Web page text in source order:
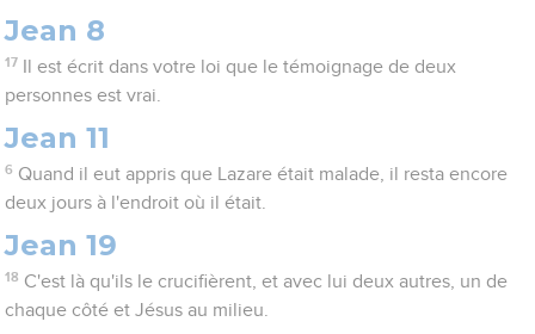
Jean 8
17
Il est écrit dans votre loi que le témoignage de deux
personnes est vrai.
Jean 11
6 Quand il eut appris que Lazare était malade, il resta encore
deux jours à l'endroit où il était.
Jean 19
18 C'est là qu'ils le crucifièrent, et avec lui deux autres, un de
chaque côté et Jésus au milieu.